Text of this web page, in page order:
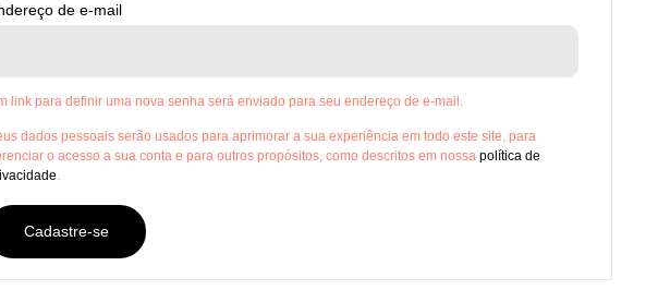
de e-mail
link para definir uma nova senha será enviado para seu endereço de e-mail.
dados pessoais serão usados para aprimorar a sua experiência em todo este site, para
o acesso a sua conta e para outros propósitos, como descritos em nossapolítica de
.
Cadastre-se